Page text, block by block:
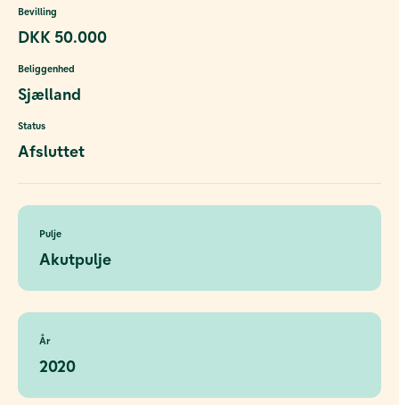
Bevilling
DKK 50.000
Beliggenhed
Sjælland
Status
Afsluttet
Pulje
Akutpulje
År
2020